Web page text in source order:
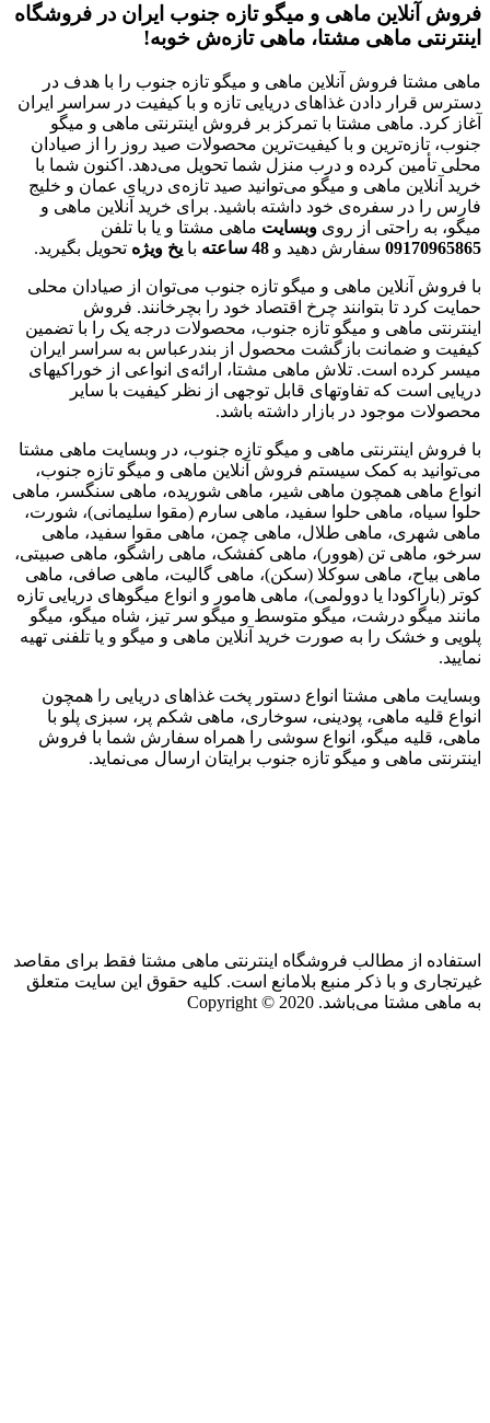
فروش آنلاین ماهی و میگو تازه جنوب ایران در فروشگاه
اینترنتی ماهی مشتا، ماهی تازه‌ش خوبه!
ماهی مشتا فروش آنلاین ماهی و میگو تازه جنوب را با هدف در
دسترس قرار دادن غذاهای دریایی تازه و با کیفیت در سراسر ایران
آغاز کرد. ماهی مشتا با تمرکز بر فروش اینترنتی ماهی و میگو
جنوب، تازه‌ترین و با کیفیت‌ترین محصولات صید روز را از صیادان
محلی تأمین کرده و درب منزل شما تحویل می‌دهد. اکنون شما با
خرید آنلاین ماهی و میگو می‌توانید صید تازه‌ی دریای عمان و خلیج
فارس را در سفره‌ی خود داشته باشید. برای خرید آنلاین ماهی و
میگو، به راحتی از روی وبسایت ماهی مشتا و یا با تلفن
09170965865 سفارش دهید و 48 ساعته با یخ ویژه تحویل بگیرید.
با فروش آنلاین ماهی و میگو تازه جنوب می‌توان از صیادان محلی
حمایت کرد تا بتوانند چرخ اقتصاد خود را بچرخانند. فروش
اینترنتی ماهی و میگو تازه جنوب، محصولات درجه یک را با تضمین
کیفیت و ضمانت بازگشت محصول از بندرعباس به سراسر ایران
میسر کرده است. تلاش ماهی مشتا، ارائه‌ی انواعی از خوراکیهای
دریایی است که تفاوتهای قابل توجهی از نظر کیفیت با سایر
محصولات موجود در بازار داشته باشد.
با فروش اینترنتی ماهی و میگو تازه جنوب، در وبسایت ماهی مشتا
می‌توانید به کمک سیستم فروش آنلاین ماهی و میگو تازه جنوب،
انواع ماهی همچون ماهی شیر، ماهی شوریده، ماهی سنگسر، ماهی
حلوا سیاه، ماهی حلوا سفید، ماهی سارم (مقوا سلیمانی)، شورت،
ماهی شهری، ماهی طلال، ماهی چمن، ماهی مقوا سفید، ماهی
سرخو، ماهی تن (هوور)، ماهی کفشک، ماهی راشگو، ماهی صبیتی،
ماهی بیاح، ماهی سوکلا (سکن)، ماهی گالیت، ماهی صافی، ماهی
کوتر (باراکودا یا دوولمی)، ماهی هامور و انواع میگوهای دریایی تازه
مانند میگو درشت، میگو متوسط و میگو سر تیز، شاه میگو، میگو
پلویی و خشک را به صورت خرید آنلاین ماهی و میگو و یا تلفنی تهیه
نمایید.
وبسایت ماهی مشتا انواع دستور پخت غذاهای دریایی را همچون
انواع قلیه ماهی، پودینی، سوخاری، ماهی شکم پر، سبزی پلو با
ماهی، قلیه میگو، انواع سوشی را همراه سفارش شما با فروش
اینترنتی ماهی و میگو تازه جنوب برایتان ارسال می‌نماید.
استفاده از مطالب فروشگاه اینترنتی ماهی مشتا فقط برای مقاصد
غیرتجاری و با ذکر منبع بلامانع است. کلیه حقوق این سایت متعلق
به ماهی مشتا می‌باشد. Copyright © 2020